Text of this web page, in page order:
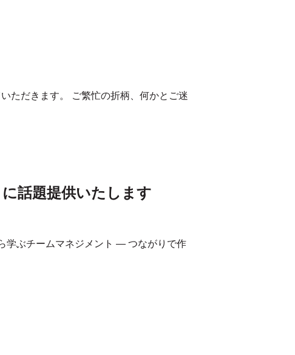
ただきます。 ご繁忙の折柄、何かとご迷
話題提供いたします
学ぶチームマネジメント ― つながりで作